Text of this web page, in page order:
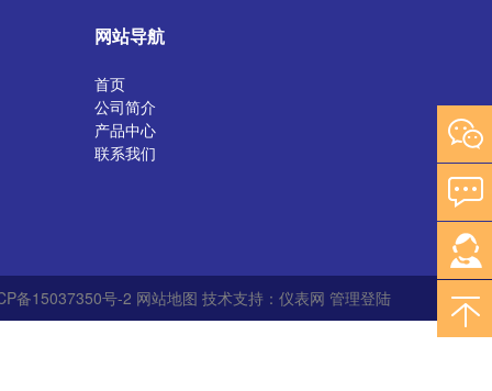
网站导航
首页
公司简介
产品中心
联系我们
备15037350号-2 网站地图 技术支持： 仪表网 管理登陆